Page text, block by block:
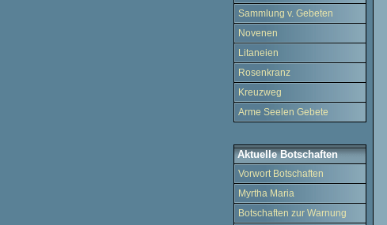
Sammlung v. Gebeten
Novenen
Litaneien
Rosenkranz
Kreuzweg
Arme Seelen Gebete
Aktuelle Botschaften
Vorwort Botschaften
Myrtha Maria
Botschaften zur Warnung